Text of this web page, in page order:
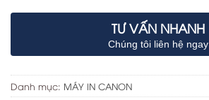
TƯ VẤN NHANH
Chúng tôi liên hệ ngay
Danh mục: MÁY IN CANON